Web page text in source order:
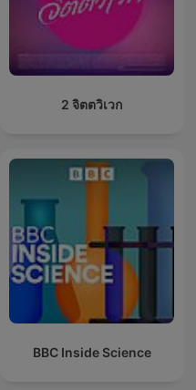
2 จิตตวิเวก
BBC Inside Science